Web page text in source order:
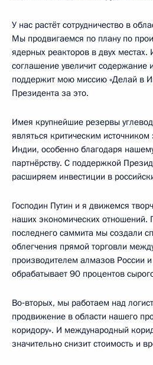
У нас растёт сотрудничество в
Мы продвигаемся по плану по
ядерных реакторов в двух местах.
соглашение увеличит содержание
поддержит мою миссию «Делай в
Президента за это.
Имея крупнейшие резервы
являться критическим
Индии, особенно благодаря
партнёрству. С поддержкой
расширяем инвестиции в
Господин Путин и я движемся
наших экономических отношений.
последнего саммита мы создали
облегчения прямой торговли
производителем алмазов России
обрабатывает 90 процентов
Во‑вторых, мы работаем над
продвижение в области нашего
коридору». И международный
значительно снизит стоимость и